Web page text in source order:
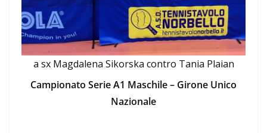
a sx Magdalena Sikorska contro Tania Plaian
Campionato Serie A1 Maschile – Girone Unico
Nazionale